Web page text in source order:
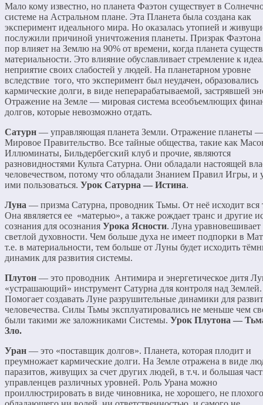
Мало кому известно, но планета Фаэтон существует в
системе на Астральном плане. Эта Планета была создана как
эксперимент идеального мира. Но оказалась утопией и
послужили причиной уничтожения планеты. Призрак Фаэтона
пор влияет на Землю на 90% от времени, когда планета
материальности. Это влияние обуславливает стремление к
неприятие своих слабостей у людей. На планетарном уровне
вследствие того, что эксперимент был неудачен, образовались
кармические долги, в виде неперарабатываемой, застрявшей
Отражение на Земле — мировая система всеобъемлющих
долгов, которые невозможно отдать.
Сатурн — управляющая планета Земли. Отражение планеты
Мировое Правительство. Все тайные общества, такие как
Иллюминаты, Бильдербегский клуб и прочие, являются
разновидностями Культа Сатурна. Они обладали настоящей
человечеством, потому что обладали Знанием Правил Игры, и
ими пользоваться. Урок Сатурна — Истина.
Луна — призма Сатурна, проводник Тьмы. От неё исходит вся
Она явяляется ее «матерью», а также рождает транс и другие
сознания для осознания Урока Ясности. Луна уравновешивает
светлой духовности. Чем больше духа не имеет подпорки в
т.е. в материальности, тем больше от Луны будет исходить
динамик для развития системы.
Плутон — это проводник Антимира и энергетическое дитя
«устрашающий» инструмент Сатурна для контроля над Землей.
Помогает создавать Луне разрушительные динамики для
человечества. Силы Тьмы эксплуатировались не меньше чем
были такими же заложниками Системы. Урок Плутона —
Зло.
Уран — это «поставщик долгов». Планета, которая плодит и
преумножает кармические долги. На Земле отражена в виде
паразитов, живущих за счет других людей, в т.ч. и большая
управленцев различных уровней. Роль Урана можно
проиллюстрировать в виде чиновника, не хорошего, не